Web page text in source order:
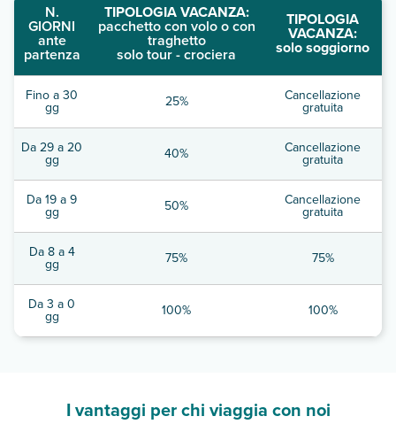
N.
GIORNI
ante
partenza
TIPOLOGIA VACANZA:
pacchetto con volo o con
traghetto
solo tour - crociera
TIPOLOGIA
VACANZA:
solo soggiorno
Fino a 30
gg 25% Cancellazione
gratuita
Da 29 a 20
gg 40% Cancellazione
gratuita
Da 19 a 9
gg 50% Cancellazione
gratuita
Da 8 a 4
gg 75% 75%
Da 3 a 0
gg 100% 100%
I vantaggi per chi viaggia con noi